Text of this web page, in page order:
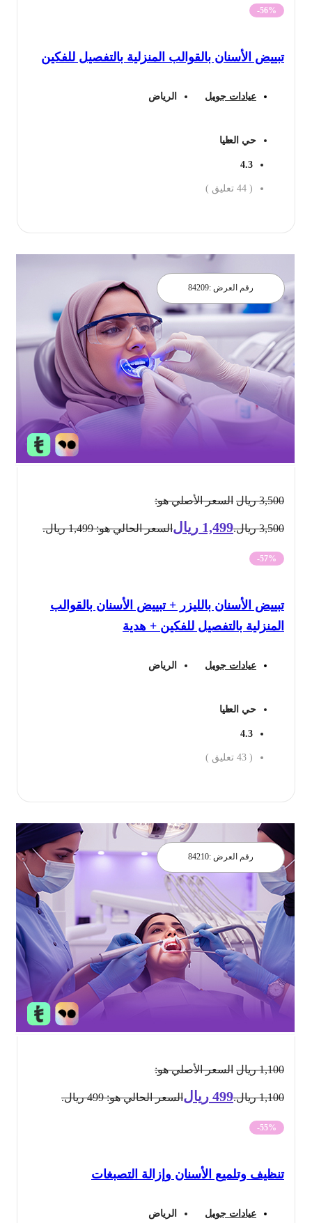
-56%
تبييض الأسنان بالقوالب المنزلية بالتفصيل للفكين
عيادات جويل الرياض
حي العليا
4.3
44 تعليق )
رقم العرض : 84209
3,500 ريال السعر الأصلي هو:
3,500 ريال. 1,499 ريالالسعر الحالي هو: 1,499 ريال.
-57%
تبييض الأسنان بالليزر + تبييض الأسنان بالقوالب
المنزلية بالتفصيل للفكين + هدية
عيادات جويل الرياض
حي العليا
4.3
43 تعليق )
رقم العرض : 84210
1,100 ريال السعر الأصلي هو:
1,100 ريال. 499 ريالالسعر الحالي هو: 499 ريال.
-55%
تنظيف وتلميع الأسنان وإزالة التصبغات
عيادات جويل الرياض